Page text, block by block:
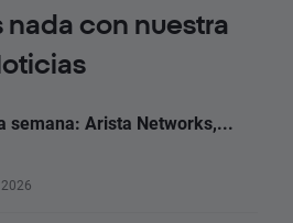
nada con nuestra
semana: Arista Networks,...